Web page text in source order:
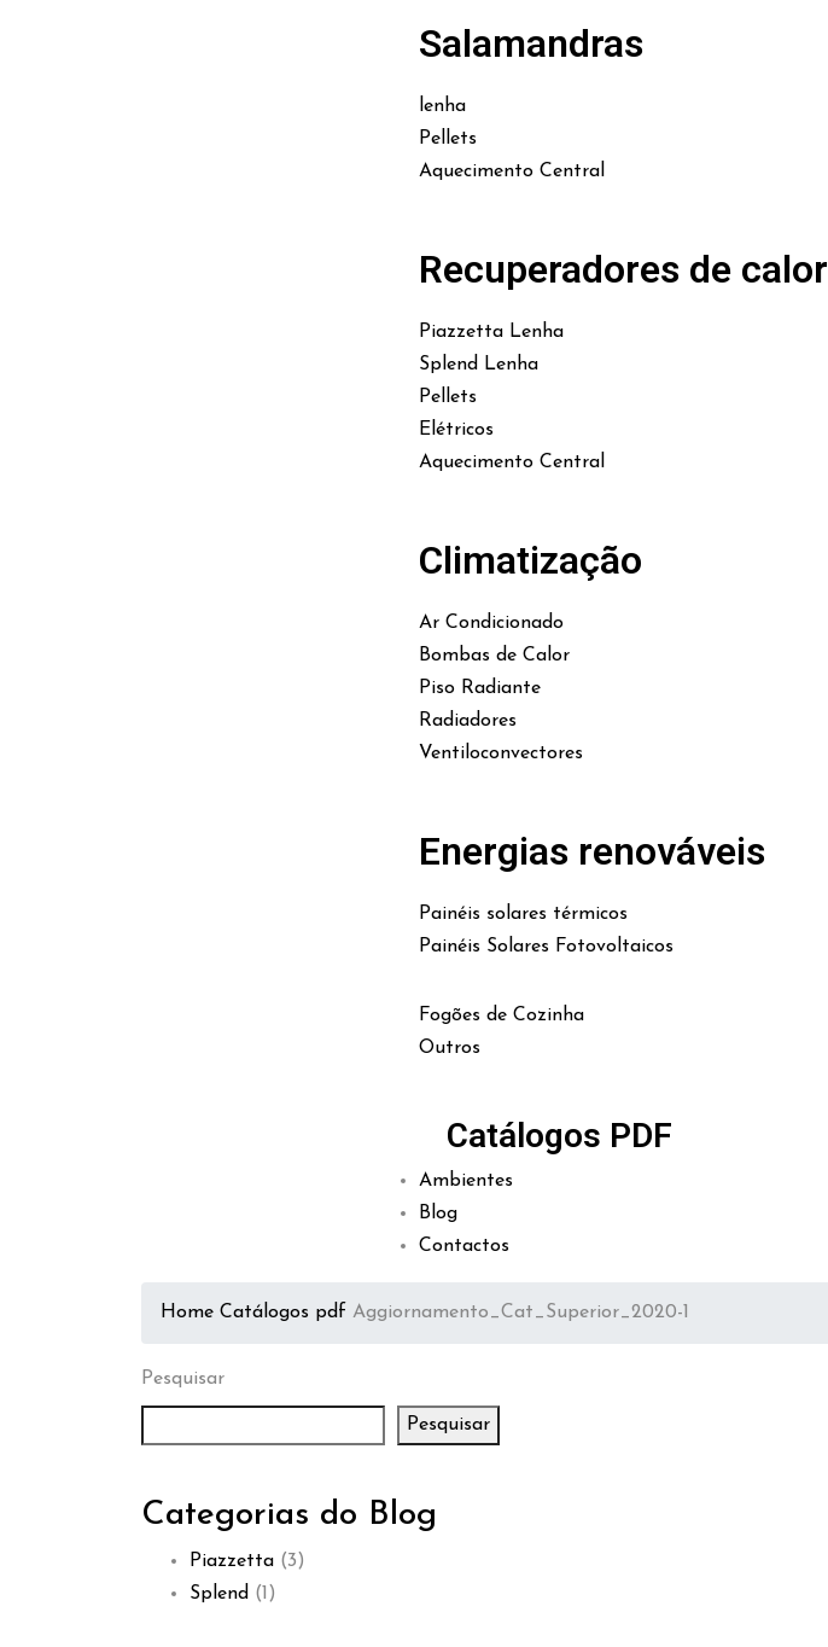
Salamandras
lenha
Pellets
Aquecimento Central
Recuperadores de calor
Piazzetta Lenha
Splend Lenha
Pellets
Elétricos
Aquecimento Central
Climatização
Ar Condicionado
Bombas de Calor
Piso Radiante
Radiadores
Ventiloconvectores
Energias renováveis
Painéis solares térmicos
Painéis Solares Fotovoltaicos
Fogões de Cozinha
Outros
Catálogos PDF
Ambientes
Blog
Contactos
Home Catálogos pdf Aggiornamento_Cat_Superior_2020-1
Pesquisar
Pesquisar
Categorias do Blog
Piazzetta (3)
Splend (1)